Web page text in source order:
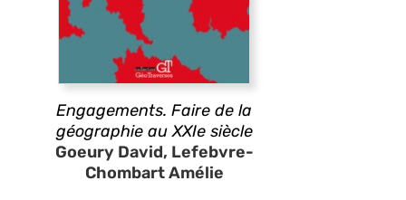
Engagements. Faire de la
géographie au XXIe siècle
Goeury David, Lefebvre-
Chombart Amélie